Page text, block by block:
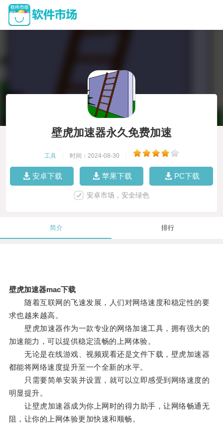
壁虎加速器永久免费加速
工具 时间：2024-08-30
安卓下载 苹果下载 PC下载
安卓市场，安全绿色
简介 排行
壁虎加速器mac下载
随着互联网的飞速发展，人们对网络速度和稳定性的要
求也越来越高。
壁虎加速器作为一款专业的网络加速工具，拥有强大的
加速能力，可以提供稳定流畅的上网体验。
无论是在线游戏、视频观看还是文件下载，壁虎加速器
都能将网络速度提升至一个全新的水平。
只需要简单安装并设置，就可以立即感受到网络速度的
明显提升。
让壁虎加速器成为你上网时的得力助手，让网络畅通无
阻，让你的上网体验更加快速和顺畅。